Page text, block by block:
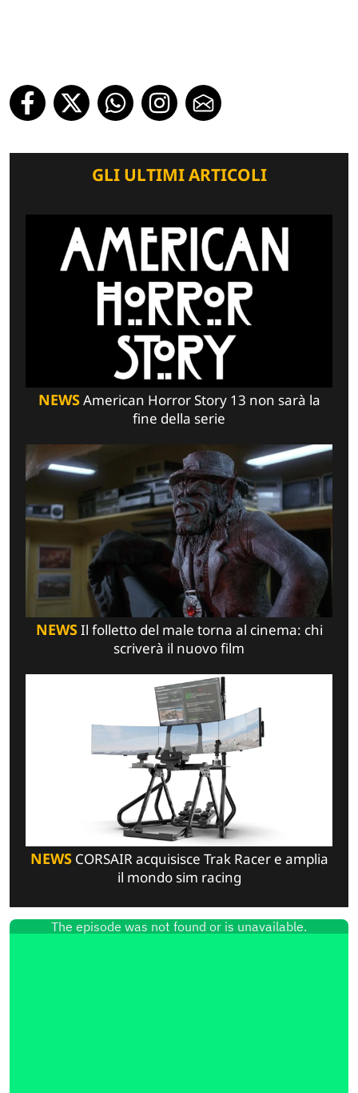
GLI ULTIMI ARTICOLI
NEWSAmerican Horror Story 13 non sarà la
fine della serie
NEWSIl folletto del male torna al cinema: chi
scriverà il nuovo film
NEWSCORSAIR acquisisce Trak Racer e amplia
il mondo sim racing